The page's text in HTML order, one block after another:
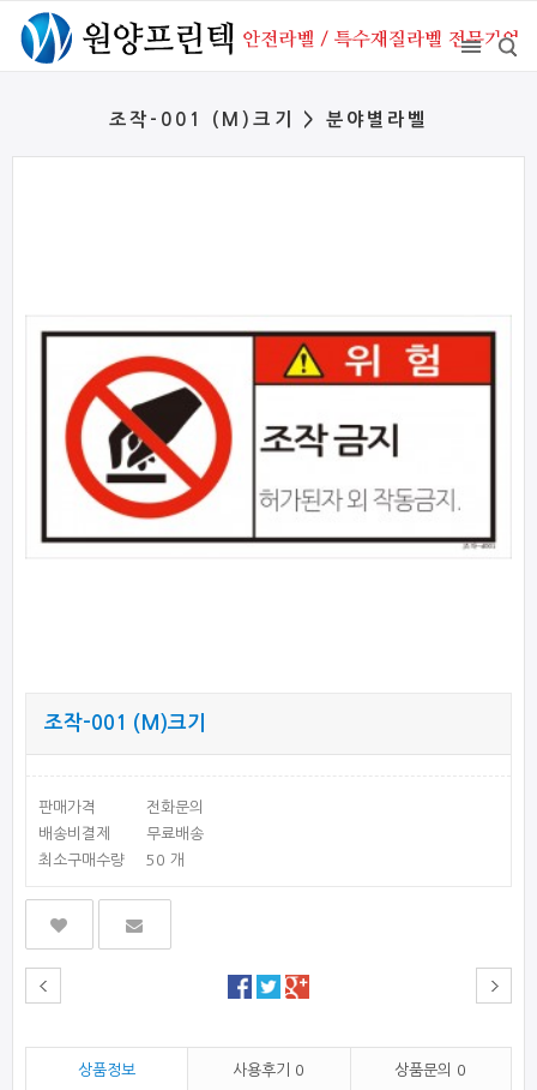
조작-001 (M)크기 > 분야별라벨
조작-001 (M)크기
판매가격
전화문의
배송비결제
무료배송
최소구매수량
50 개
상품정보 사용후기 0 상품문의 0